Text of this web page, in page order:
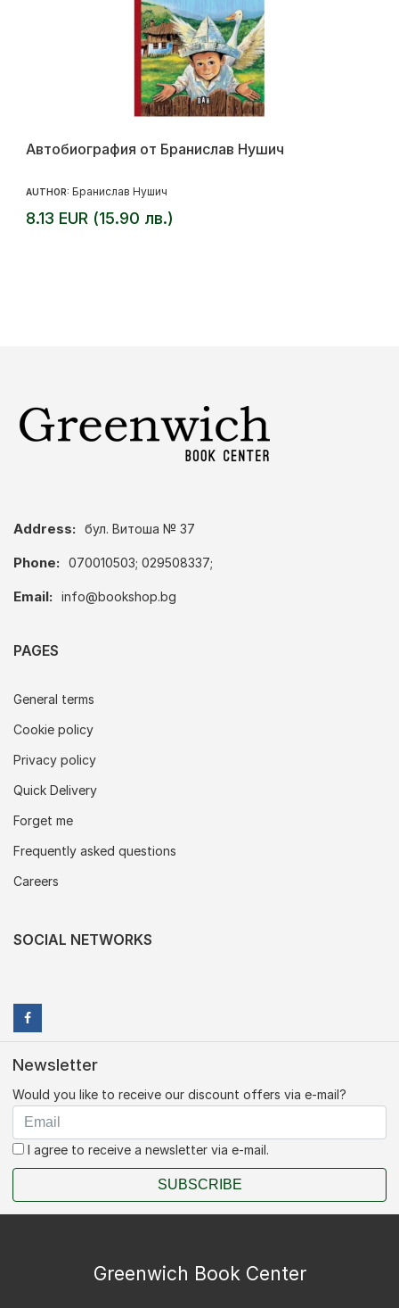
Автобиография от Бранислав Нушич
AUTHOR: Бранислав Нушич
8.13 EUR (15.90 лв.)
Address: бул. Витоша № 37
Phone: 070010503; 029508337;
Email: info@bookshop.bg
PAGES
General terms
Cookie policy
Privacy policy
Quick Delivery
Forget me
Frequently asked questions
Careers
SOCIAL NETWORKS
Newsletter
Would you like to receive our discount offers via e-mail?
I agree to receive a newsletter via e-mail.
SUBSCRIBE
Greenwich Book Center